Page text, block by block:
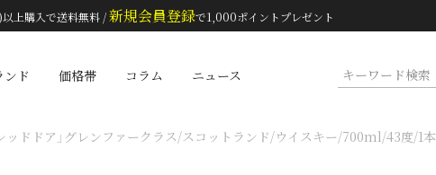
上購入で送料無料 /新規会員登録で1,000ポイントプレゼント
ンド 価格帯 コラム ニュース
検索
ッドドア」グレンファークラス/スコットランド/ウイスキー/700ml/43度/1本